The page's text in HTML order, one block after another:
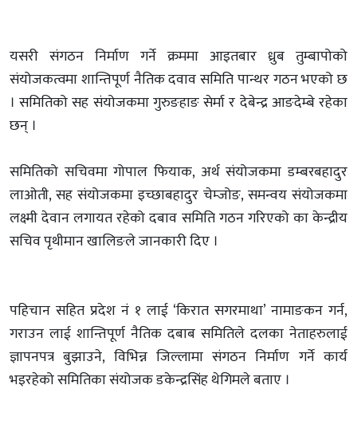
यसरी संगठन निर्माण गर्ने क्रममा आइतबार ध्रुब तुम्बापोको
संयोजकत्वमा शान्तिपूर्ण नैतिक दवाव समिति पान्थर गठन भएको छ
। समितिको सह संयोजकमा गुरुङहाङ सेर्मा र देबेन्द्र आङदेम्बे रहेका
छन् ।
समितिको सचिवमा गोपाल फियाक, अर्थ संयोजकमा डम्बरबहादुर
लाओती, सह संयोजकमा इच्छाबहादुर चेम्जोङ, समन्वय संयोजकमा
लक्ष्मी देवान लगायत रहेको दबाव समिति गठन गरिएको का केन्द्रीय
सचिव पृथीमान खालिङले जानकारी दिए ।
पहिचान सहित प्रदेश नं १ लाई ‘किरात सगरमाथा’ नामाङकन गर्न,
गराउन लाई शान्तिपूर्ण नैतिक दबाब समितिले दलका नेताहरुलाई
ज्ञापनपत्र बुझाउने, विभिन्न जिल्लामा संगठन निर्माण गर्ने कार्य
भइरहेको समितिका संयोजक डकेन्द्रसिंह थेगिमले बताए ।